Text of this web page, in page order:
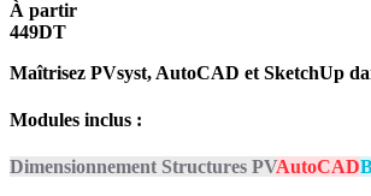
À partir
449DT
Maîtrisez PVsyst, AutoCAD et SketchUp
Modules inclus :
Dimensionnement Structures PVAutoCAD